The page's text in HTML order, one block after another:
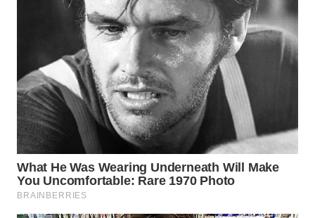
KEPULAUAN
WN
TANGERANG
WN
BINJAI
WN
CIREBON